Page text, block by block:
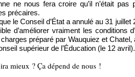
ne nous fera croire qu’il n’était
précaires.
le Conseil d’État a annulé au 31
d’améliorer vraiment les conditions
préparé par Wauquiez et
supérieur de l’Éducation (le 12 avril).
mieux ? Ça dépend de nous !